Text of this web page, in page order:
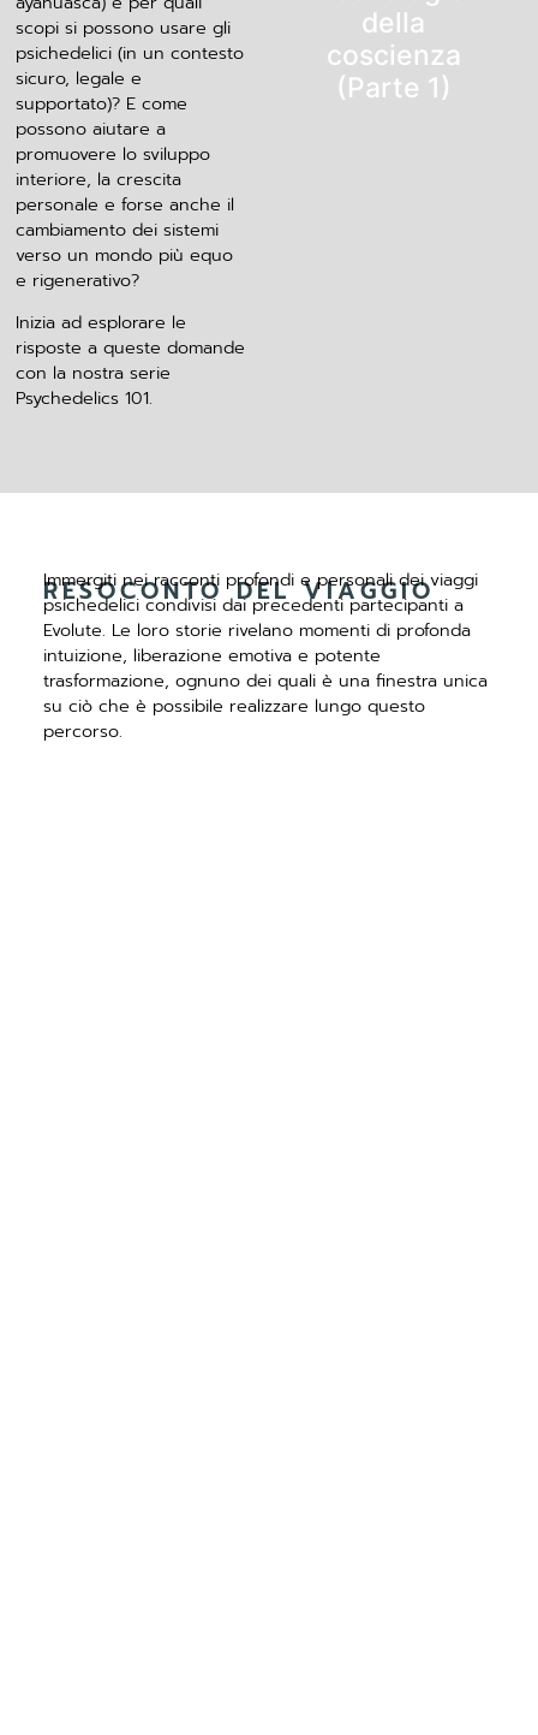
scopi si possono usare gli
psichedelici (in un contesto
sicuro, legale e
supportato)? E come
possono aiutare a
promuovere lo sviluppo
interiore, la crescita
personale e forse anche il
cambiamento dei sistemi
verso un mondo più equo
e rigenerativo?
Inizia ad esplorare le
risposte a queste domande
con la nostra serie
Psychedelics 101.
della
coscienza
(Parte 1)
RESOCONTO DEL VIAGGIO
Immergiti nei racconti profondi e personali dei viaggi
psichedelici condivisi dai precedenti partecipanti a
Evolute. Le loro storie rivelano momenti di profonda
intuizione, liberazione emotiva e potente
trasformazione, ognuno dei quali è una finestra unica
su ciò che è possibile realizzare lungo questo
percorso.